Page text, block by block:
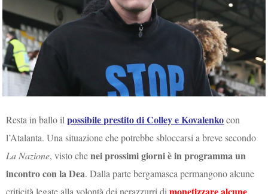
Resta in ballo ilpossibile prestito di Colley e Kovalenkocon
l’Atalanta. Una situazione che potrebbe sbloccarsi a breve secondo
La Nazione, visto chenei prossimi giorni è in programma un
incontro con la Dea. Dalla parte bergamasca permangono alcune
criticità legate alla volontà dei nerazzurri di